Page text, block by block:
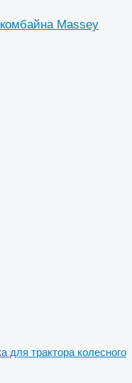
Massey
для трактора колесного